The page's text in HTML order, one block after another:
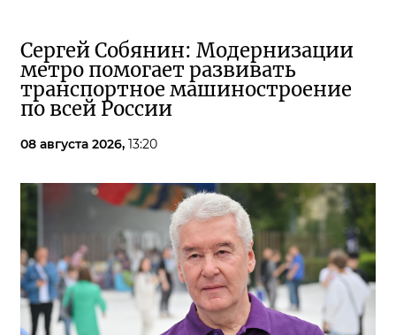
Сергей Собянин: Модернизации
метро помогает развивать
транспортное машиностроение
по всей России
08 августа 2026, 13:20